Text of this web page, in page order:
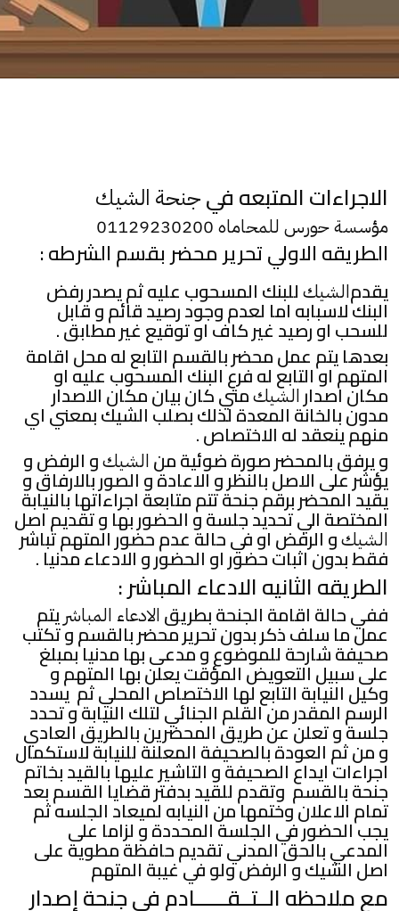
الاجراءات المتبعه فيجنحة الشيك
مؤسسة حورس للمحاماه 01129230200
الطريقه الاولي تحرير محضر بقسم الشرطه :
يقدمالشيك للبنك المسحوب عليه ثم يصدر رفض
البنك لاسبابه اما لعدم وجود رصيد قائم و قابل
للسحب او رصيد غير كاف او توقيع غير مطابق .
بعدها يتم عمل محضر بالقسم التابع له محل اقامة
المتهم او التابع له فرع البنك المسحوب عليه او
مكان اصدار الشيكمتي كان بيان مكان الاصدار
مدون بالخانة المعدة لذلك بصلب الشيك بمعني اي
منهم ينعقد له الاختصاص .
و يرفق بالمحضر صورة ضوئية من الشيكو الرفض و
يؤشر على الاصل بالنظر و الاعادة و الصور بالارفاق و
يقيد المحضر برقم جنحة تتم متابعة اجراءاتها بالنيابة
المختصة الي تحديد جلسة و الحضور بها و تقديم اصل
الشيكو الرفض او في حالة عدم حضور المتهم تباشر
فقط بدون اثبات حضور او الحضور و الادعاء مدنيا .
الطريقه الثانيه الادعاء المباشر :
ففي حالة اقامة الجنحة بطريق الادعاء المباشر يتم
عمل ما سلف ذكر بدون تحرير محضر بالقسم و تكتب
صحيفة شارحة للموضوع و مدعى بها مدنيا بمبلغ
على سبيل التعويض المؤقت يعلن بها المتهم و
وكيل النيابة التابع لها الاختصاص المحلي ثم يسدد
الرسم المقدر من القلم الجنائي لتلك النيابة و تحدد
جلسة و تعلن عن طريق المحضرين بالطريق العادي
و من ثم العودة بالصحيفة المعلنة للنيابة لاستكمال
اجراءات ايداع الصحيفة و التاشير عليها بالقيد بخاتم
جنحة بالقسم وتقدم للقيد بدفتر قضايا القسم بعد
تمام الاعلان وختمها من النيابه لميعاد الجلسه ثم
يجب الحضور في الجلسة المحددة و لزاما على
المدعي بالحق المدني تقديم حافظة مطوية على
اصل الشيك و الرفض ولو في غيبة المتهم
مع ملاحظه الــتــقــــــادم في جنحة إصدار